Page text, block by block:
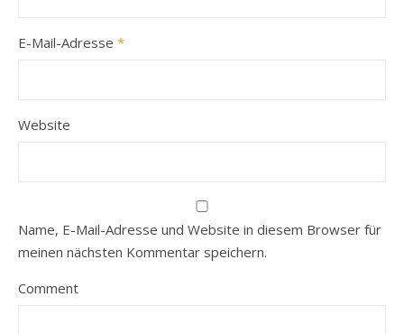
E-Mail-Adresse *
Website
Name, E-Mail-Adresse und Website in diesem Browser für
meinen nächsten Kommentar speichern.
Comment